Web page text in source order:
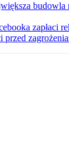
zapłaci
przed